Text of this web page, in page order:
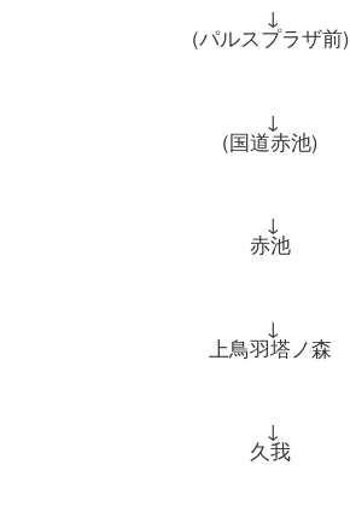
↓
(パルスプラザ前)
↓
(国道赤池)
↓
赤池
↓
上鳥羽塔ノ森
↓
久我